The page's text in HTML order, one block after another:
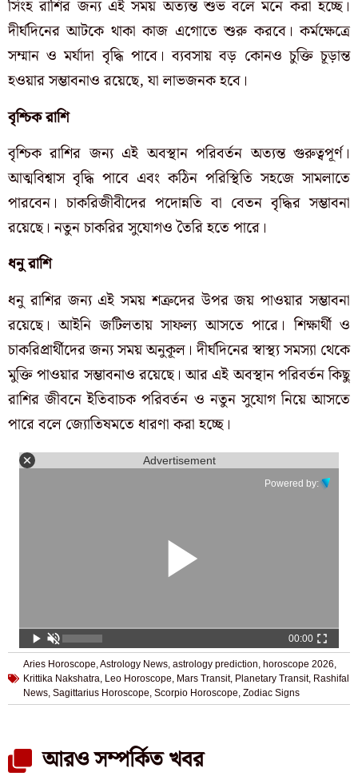
সিংহ রাশির জন্য এই সময় অত্যন্ত শুভ বলে মনে করা হচ্ছে।
দীর্ঘদিনের আটকে থাকা কাজ এগোতে শুরু করবে। কর্মক্ষেত্রে
সম্মান ও মর্যাদা বৃদ্ধি পাবে। ব্যবসায় বড় কোনও চুক্তি চূড়ান্ত
হওয়ার সম্ভাবনাও রয়েছে, যা লাভজনক হবে।
বৃশ্চিক রাশি
বৃশ্চিক রাশির জন্য এই অবস্থান পরিবর্তন অত্যন্ত গুরুত্বপূর্ণ।
আত্মবিশ্বাস বৃদ্ধি পাবে এবং কঠিন পরিস্থিতি সহজে সামলাতে
পারবেন। চাকরিজীবীদের পদোন্নতি বা বেতন বৃদ্ধির সম্ভাবনা
রয়েছে। নতুন চাকরির সুযোগও তৈরি হতে পারে।
ধনু রাশি
ধনু রাশির জন্য এই সময় শত্রুদের উপর জয় পাওয়ার সম্ভাবনা
রয়েছে। আইনি জটিলতায় সাফল্য আসতে পারে। শিক্ষার্থী ও
চাকরিপ্রার্থীদের জন্য সময় অনুকূল। দীর্ঘদিনের স্বাস্থ্য সমস্যা থেকে
মুক্তি পাওয়ার সম্ভাবনাও রয়েছে। আর এই অবস্থান পরিবর্তন কিছু
রাশির জীবনে ইতিবাচক পরিবর্তন ও নতুন সুযোগ নিয়ে আসতে
পারে বলে জ্যোতিষমতে ধারণা করা হচ্ছে।
Advertisement
Powered by:
00:00
Aries Horoscope,Astrology News, astrology prediction, horoscope 2026,
Krittika Nakshatra, Leo Horoscope, Mars Transit, Planetary Transit, Rashifal
News, Sagittarius Horoscope, Scorpio Horoscope, Zodiac Signs
আরও সম্পর্কিত খবর